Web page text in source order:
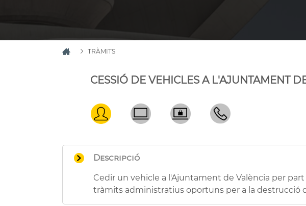
TRÀMITS
CESSIÓ DE VEHICLES A L'AJUNTAMENT
Descripció
Cedir un vehicle a l'Ajuntament de València per
tràmits administratius oportuns per a la destrucció